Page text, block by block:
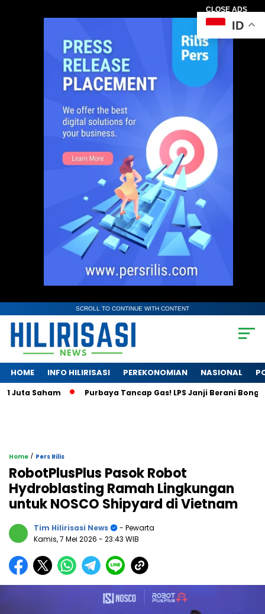
CLOSE ADS
SCROLL TO CONTINUE WITH CONTENT
HOME INFO HILIRISASI PEREKONOMIAN NASIONAL
Saham Purbaya Tancap Gas! LPS Janji Berani Bongkar
Home / Pers Rilis
RobotPlusPlus Pasok Robot
Hydroblasting Ramah Lingkungan
untuk NOSCO Shipyard di Vietnam
Tim Hilirisasi News
- Pewarta
Kamis, 7 Mei 2026 - 23:43 WIB
ID